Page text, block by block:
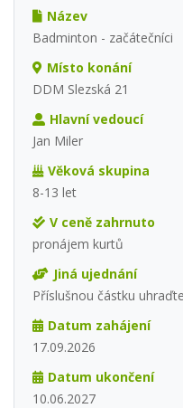
Název
Badminton - začátečníci
Místo konání
DDM Slezská 21
Hlavní vedoucí
Jan Miler
Věková skupina
8-13 let
V ceně zahrnuto
pronájem kurtů
Jiná ujednání
Příslušnou částku
Datum zahájení
17.09.2026
Datum ukončení
10.06.2027